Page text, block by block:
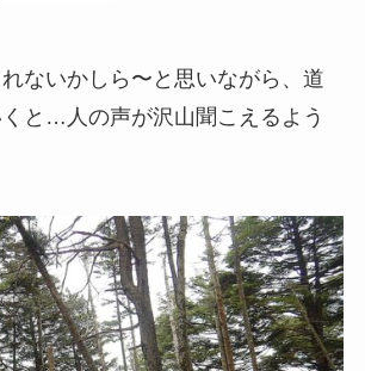
ないかしら〜と思いながら、道
と…人の声が沢山聞こえるよう